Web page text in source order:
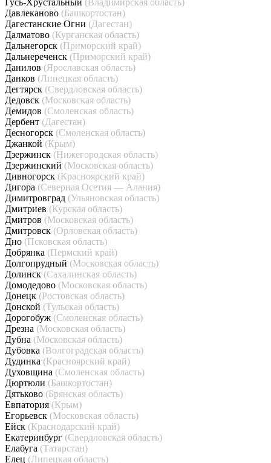
Гусь-Хрустальный (Владимирская область)
Давлеканово (Башкортостан)
Дагестанские Огни (Дагестан)
Далматово (Курганская область)
Дальнегорск (Приморский край)
Дальнереченск (Приморский край)
Данилов (Ярославская область)
Данков (Липецкая область)
Дегтярск (Свердловская область)
Дедовск (Московская область)
Демидов (Смоленская область)
Дербент (Дагестан)
Десногорск (Смоленская область)
Джанкой (Крым)
Дзержинск (Нижегородская область)
Дзержинский (Московская область)
Дивногорск (Красноярский край)
Дигора (Северная Осетия — Алания)
Димитровград (Ульяновская область)
Дмитриев (Курская область)
Дмитров (Московская область)
Дмитровск (Орловская область)
Дно (Псковская область)
Добрянка (Пермский край)
Долгопрудный (Московская область)
Долинск (Сахалинская область)
Домодедово (Московская область)
Донецк (Ростовская область)
Донской (Тульская область)
Дорогобуж (Смоленская область)
Дрезна (Московская область)
Дубна (Московская область)
Дубовка (Волгоградская область)
Дудинка (Красноярский край)
Духовщина (Смоленская область)
Дюртюли (Башкортостан)
Дятьково (Брянская область)
Евпатория (Крым)
Егорьевск (Московская область)
Ейск (Краснодарский край)
Екатеринбург (Свердловская область)
Елабуга (Татарстан)
Елец (Липецкая область)